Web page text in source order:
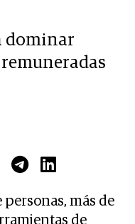
dominar
más de
de